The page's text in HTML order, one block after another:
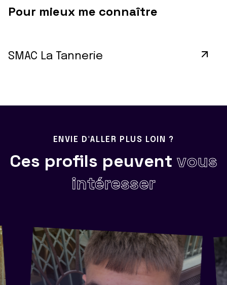
Pour mieux me connaître
SMAC La Tannerie
ENVIE D'ALLER PLUS LOIN ?
Ces profils peuvent vous
intéresser